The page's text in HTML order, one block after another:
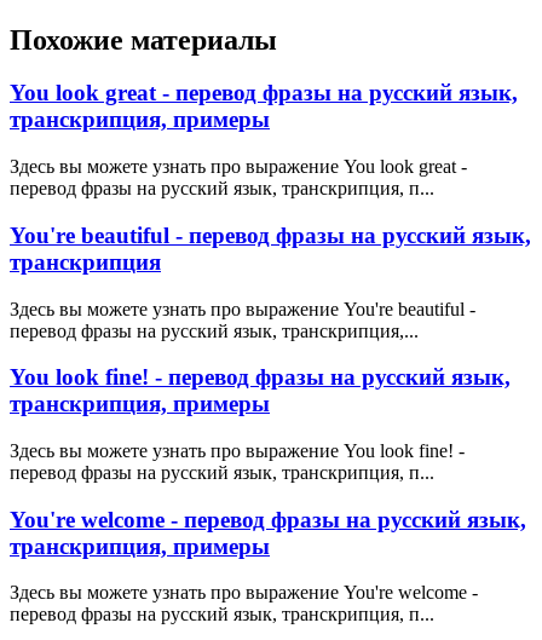
Похожие материалы
You look great - перевод фразы на русский язык,
транскрипция, примеры
Здесь вы можете узнать про выражение You look great -
перевод фразы на русский язык, транскрипция, п...
You're beautiful - перевод фразы на русский язык,
транскрипция
Здесь вы можете узнать про выражение You're beautiful -
перевод фразы на русский язык, транскрипция,...
You look fine! - перевод фразы на русский язык,
транскрипция, примеры
Здесь вы можете узнать про выражение You look fine! -
перевод фразы на русский язык, транскрипция, п...
You're welcome - перевод фразы на русский язык,
транскрипция, примеры
Здесь вы можете узнать про выражение You're welcome -
перевод фразы на русский язык, транскрипция, п...